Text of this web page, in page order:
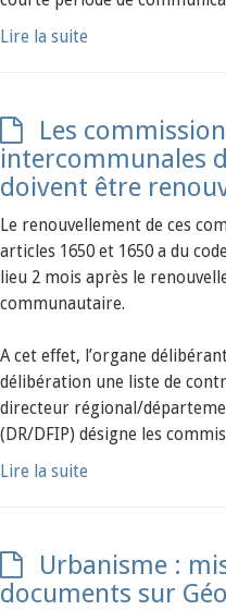
Lire la suite
Les
intercommunales
doivent être
Le renouvellement de ces
articles 1650 et 1650 a du
lieu 2 mois après le
communautaire.
A cet effet, l’organe
délibération une liste de
directeur régional/
(DR/DFIP) désigne les
Lire la suite
Urbanisme :
documents sur